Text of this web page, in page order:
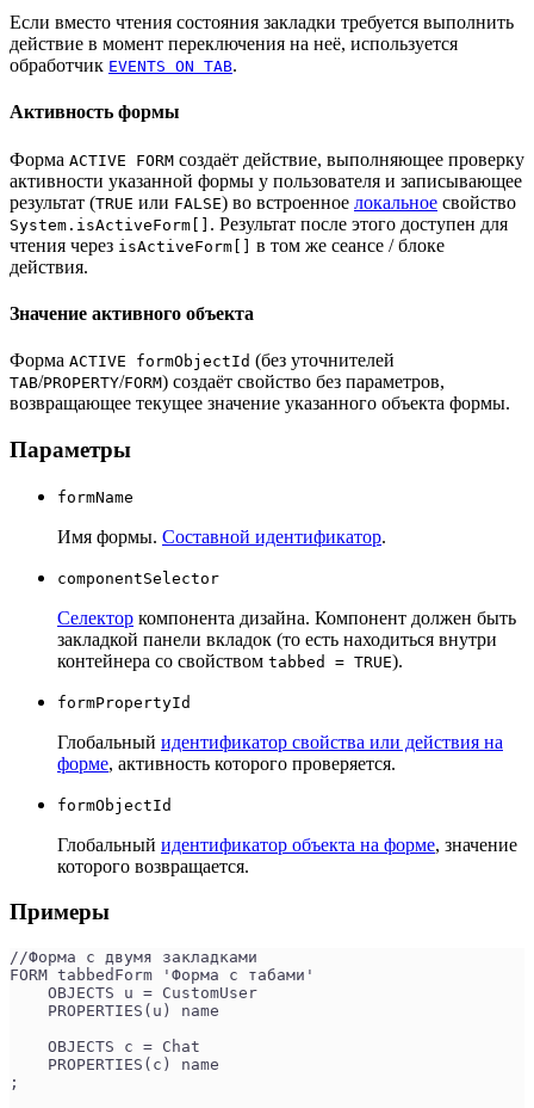
Если вместо чтения состояния закладки требуется выполнить
действие в момент переключения на неё, используется
обработчик EVENTS ON TAB.
Активность формы
Форма ACTIVE FORM создаёт действие, выполняющее проверку
активности указанной формы у пользователя и записывающее
результат (TRUE или FALSE) во встроенное локальное свойство
System.isActiveForm[] . Результат после этого доступен для
чтения через isActiveForm[]
в том же сеансе / блоке
действия.
Значение активного объекта
Форма ACTIVE formObjectId (без уточнителей
TAB/PROPERTY/FORM) создаёт свойство без параметров,
возвращающее текущее значение указанного объекта формы.
Параметры
formName
Имя формы. Составной идентификатор.
componentSelector
Селектор компонента дизайна. Компонент должен быть
закладкой панели вкладок (то есть находиться внутри
контейнера со свойством tabbed = TRUE).
formPropertyId
Глобальный идентификатор свойства или действия на
форме, активность которого проверяется.
formObjectId
Глобальный идентификатор объекта на форме, значение
которого возвращается.
Примеры
//Форма с двумя закладками
FORM tabbedForm 'Форма с табами'
    OBJECTS u = CustomUser
    PROPERTIES(u) name
    OBJECTS c = Chat
    PROPERTIES(c) name
;